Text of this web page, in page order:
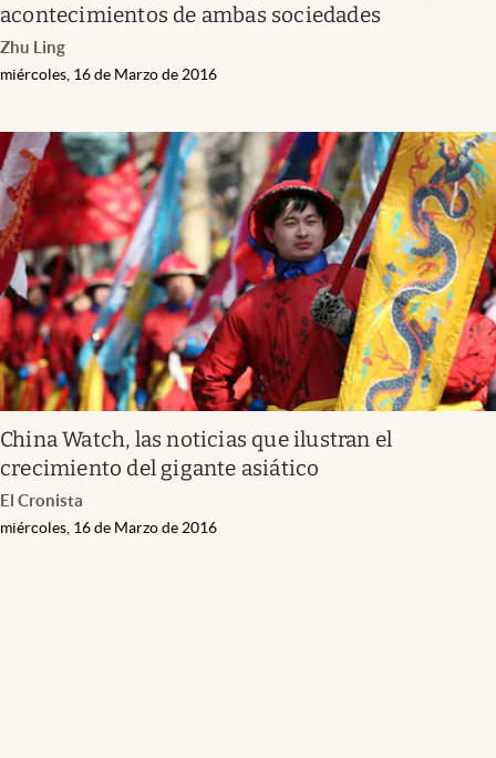
acontecimientos de ambas sociedades
Zhu Ling
miércoles, 16 de Marzo de 2016
China Watch, las noticias que ilustran el
crecimiento del gigante asiático
El Cronista
miércoles, 16 de Marzo de 2016